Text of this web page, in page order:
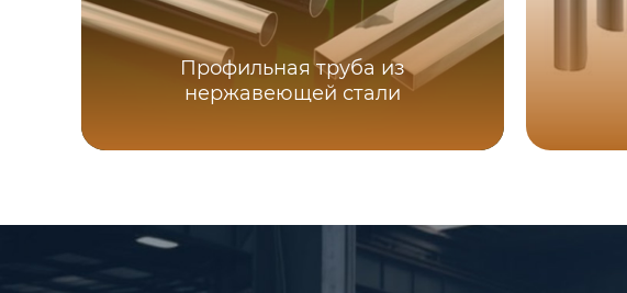
Профильная труба из
нержавеющей стали